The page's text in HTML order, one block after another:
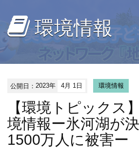
環境情報
公開日：2023年 4月 1日 環境情報
【環境トピックス
境情報ー氷河湖が
1500万人に被害ー